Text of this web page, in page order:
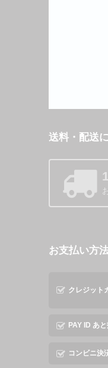
送料・配送
お支払い方
クレジット
PAY ID あ
コンビニ決